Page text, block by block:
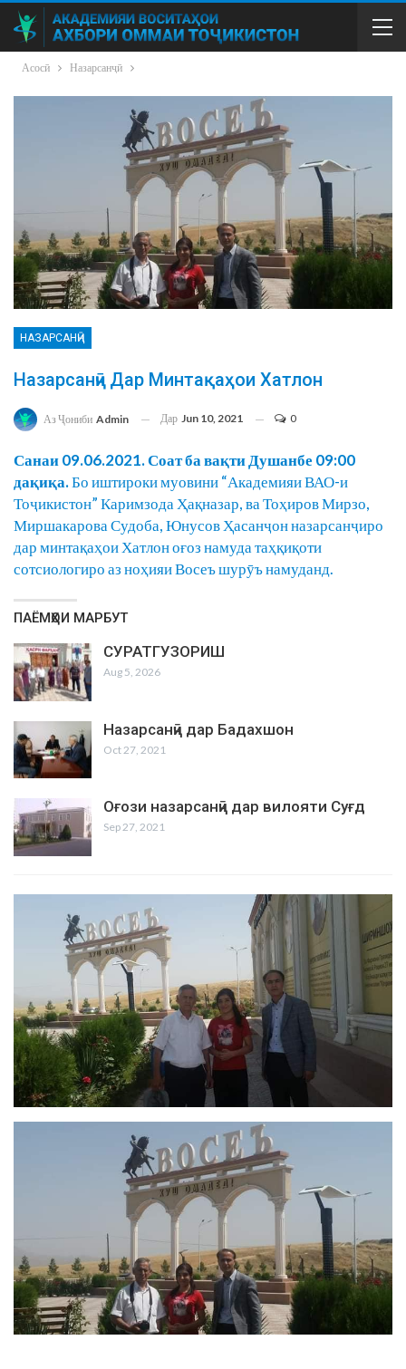
Асосӣ Назарсанҷӣ
НАЗАРСАНҶӢ
Назарсанҷӣ Дар Минтақаҳои Хатлон
Аз Ҷониби Admin Дар Jun 10, 2021 0
Санаи 09.06.2021. Соат ба вақти Душанбе 09:00
дақиқа.Бо иштироки муовини “Академияи ВАО-и
Тоҷикистон” Каримзода Ҳақназар, ва Тоҳиров Мирзо,
Миршакарова Судоба, Юнусов Ҳасанҷон назарсанҷиро
дар минтақаҳои Хатлон оғоз намуда таҳқиқоти
сотсиологиро аз ноҳияи Восеъ шурӯъ намуданд.
ПАЁМҲОИ МАРБУТ
СУРАТГУЗОРИШ
Aug 5, 2026
Назарсанҷӣ дар Бадахшон
Oct 27, 2021
Оғози назарсанҷӣ дар вилояти Суғд
Sep 27, 2021